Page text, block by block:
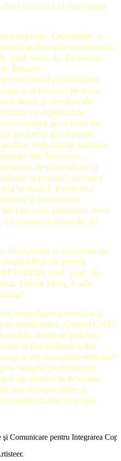
vă aduce la cunoștință
echității, Competiție și
apărut sub coordonarea
prof. univ. dr. Ecaterina
Beatrice
din cadrul conferințelor
și se remarcă pe piața
studii și cercetări ale
cu expertiză în
pe o temă de
analize și aprofundări
reflectate în lucrarea
din București,
de comunicare și
și practică, pentru a
incluzivă. Publicația
și interacțiune
profesori, elevi
ca o mare comunitate de
și cooperare în
Grupul Român pentru
prof. univ. dr.
Daniel Mara, Karla
dezvoltarea politicilor şi
românească. Grupul GREI
instituții publice,
să împărtășească din
din domeniile educație
realizări profesionale,
are dreptul la educație,
sale de dezvoltare și
directă și sprijin.
şi Comunicare pentru Integrarea